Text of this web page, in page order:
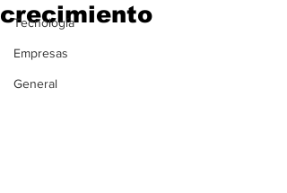
Tecnología
Empresas
General
crecimiento